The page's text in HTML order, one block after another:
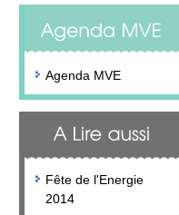
Agenda MVE
Fête de l'Energie
2014